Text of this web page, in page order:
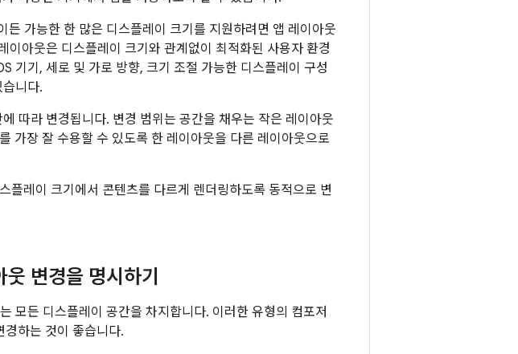
든 가능한 한 많은 디스플레이 크기를 지원하려면 앱 레이아웃
아웃은 디스플레이 크기와 관계없이 최적화된 사용자 환경
기기, 세로 및 가로 방향, 크기 조절 가능한 디스플레이 구성
니다.
따라 변경됩니다. 변경 범위는 공간을 채우는 작은 레이아웃
가장 잘 수용할 수 있도록 한 레이아웃을 다른 레이아웃으로
레이 크기에서 콘텐츠를 다르게 렌더링하도록 동적으로 변
변경을 명시하기
모든 디스플레이 공간을 차지합니다. 이러한 유형의 컴포저
하는 것이 좋습니다.